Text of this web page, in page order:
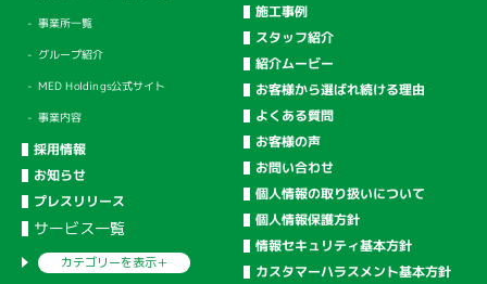
事業所一覧
グループ紹介
MED Holdings公式サイト
事業内容
採用情報
お知らせ
プレスリリース
サービス一覧
カテゴリーを表示＋
施工事例
スタッフ紹介
紹介ムービー
お客様から選ばれ続ける理由
よくある質問
お客様の声
お問い合わせ
個人情報の取り扱いについて
個人情報保護方針
情報セキュリティ基本方針
カスタマーハラスメント基本方針